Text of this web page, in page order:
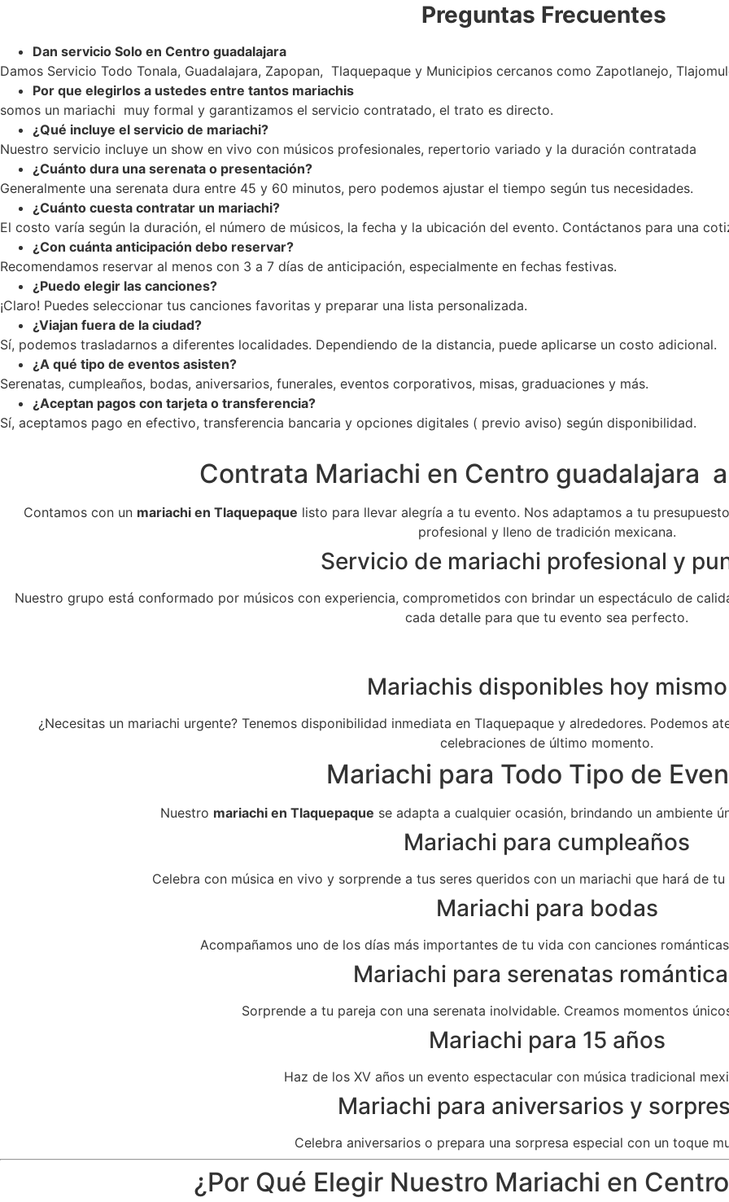
Preguntas Frecuentes
Dan servicio Solo en Centro guadalajara
Damos Servicio Todo Tonala, Guadalajara, Zapopan, Tlaquepaque y Municipios cercanos como Zapotlanejo,
Por que elegirlos a ustedes entre tantos mariachis
somos un mariachi muy formal y garantizamos el servicio contratado, el trato es directo.
¿Qué incluye el servicio de mariachi?
Nuestro servicio incluye un show en vivo con músicos profesionales, repertorio variado y la duración contratada
¿Cuánto dura una serenata o presentación?
Generalmente una serenata dura entre 45 y 60 minutos, pero podemos ajustar el tiempo según tus necesidades.
¿Cuánto cuesta contratar un mariachi?
El costo varía según la duración, el número de músicos, la fecha y la ubicación del evento. Contáctanos para una
¿Con cuánta anticipación debo reservar?
Recomendamos reservar al menos con 3 a 7 días de anticipación, especialmente en fechas festivas.
¿Puedo elegir las canciones?
¡Claro! Puedes seleccionar tus canciones favoritas y preparar una lista personalizada.
¿Viajan fuera de la ciudad?
Sí, podemos trasladarnos a diferentes localidades. Dependiendo de la distancia, puede aplicarse un costo adicional.
¿A qué tipo de eventos asisten?
Serenatas, cumpleaños, bodas, aniversarios, funerales, eventos corporativos, misas, graduaciones y más.
¿Aceptan pagos con tarjeta o transferencia?
Sí, aceptamos pago en efectivo, transferencia bancaria y opciones digitales ( previo aviso) según disponibilidad.
Contrata Mariachi en Centro guadalajara
Contamos con un mariachi en Tlaquepaque listo para llevar alegría a tu evento. Nos adaptamos a tu
profesional y lleno de tradición mexicana.
Servicio de mariachi profesional y
Nuestro grupo está conformado por músicos con experiencia, comprometidos con brindar un espectáculo de
cada detalle para que tu evento sea perfecto.
Mariachis disponibles hoy mismo
¿Necesitas un mariachi urgente? Tenemos disponibilidad inmediata en Tlaquepaque y alrededores. Podemos
celebraciones de último momento.
Mariachi para Todo Tipo de
Nuestro mariachi en Tlaquepaque se adapta a cualquier ocasión, brindando un ambiente
Mariachi para cumpleaños
Celebra con música en vivo y sorprende a tus seres queridos con un mariachi que hará de
Mariachi para bodas
Acompañamos uno de los días más importantes de tu vida con canciones
Mariachi para serenatas
Sorprende a tu pareja con una serenata inolvidable. Creamos momentos
Mariachi para 15 años
Haz de los XV años un evento espectacular con música tradicional
Mariachi para aniversarios y
Celebra aniversarios o prepara una sorpresa especial con un toque
¿Por Qué Elegir Nuestro Mariachi en